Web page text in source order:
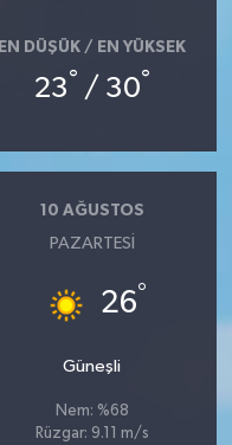
EN DÜŞÜK / EN YÜKSEK
23° / 30°
10 AĞUSTOS
PAZARTESI
26°
Güneşli
Nem: %68
Rüzgar: 9.11 m/s